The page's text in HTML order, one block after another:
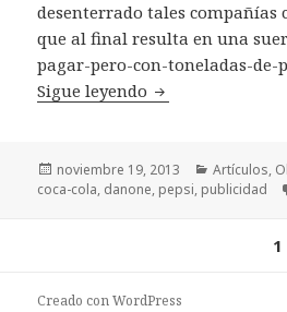
desenterrado tales compañías
que al final resulta en una
pagar-pero-con-toneladas-de-
Sigue leyendo Cuando el
Publicado
el
noviembre 19, 2013 Categorías
Artículos,
coca-cola, danone, pepsi, publicidad
1
Creado con WordPress